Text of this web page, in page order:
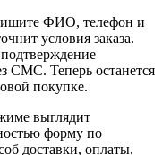
ФИО, телефон и
условия заказа.
СМС. Теперь останется
покупке.
выглядит
форму по
доставки, оплаты,